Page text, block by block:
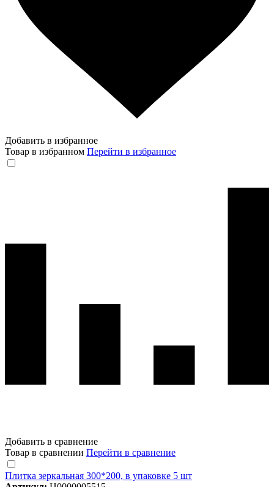
Добавить в избранное
Товар в избранном Перейти в избранное
Добавить в сравнение
Товар в сравнении Перейти в сравнение
Плитка зеркальная 300*200, в упаковке 5 шт